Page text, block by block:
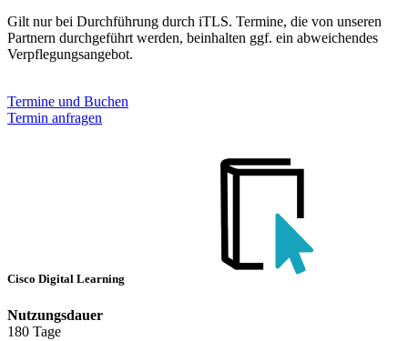
Gilt nur bei Durchführung durch iTLS. Termine, die von unseren
Partnern durchgeführt werden, beinhalten ggf. ein abweichendes
Verpflegungsangebot.
Termine und Buchen
Termin anfragen
Cisco Digital Learning
Nutzungsdauer
180 Tage